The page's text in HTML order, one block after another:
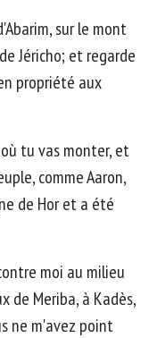
sur le mont
Jéricho; et regarde
propriété aux
tu vas monter, et
comme Aaron,
de Hor et a été
moi au milieu
de Meriba, à Kadès,
ne m'avez point